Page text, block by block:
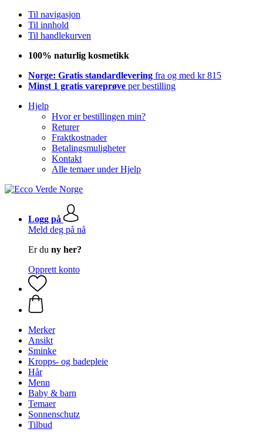
Til navigasjon
Til innhold
Til handlekurven
100% naturlig kosmetikk
Norge: Gratis standardlevering fra og med kr 815
Minst 1 gratis vareprøve per bestilling
Hjelp
Hvor er bestillingen min?
Returer
Fraktkostnader
Betalingsmuligheter
Kontakt
Alle temaer under Hjelp
Logg på
Meld deg på nå
Er du ny her?
Opprett konto
Merker
Ansikt
Sminke
Kropps- og badepleie
Hår
Menn
Baby & barn
Temaer
Sonnenschutz
Tilbud